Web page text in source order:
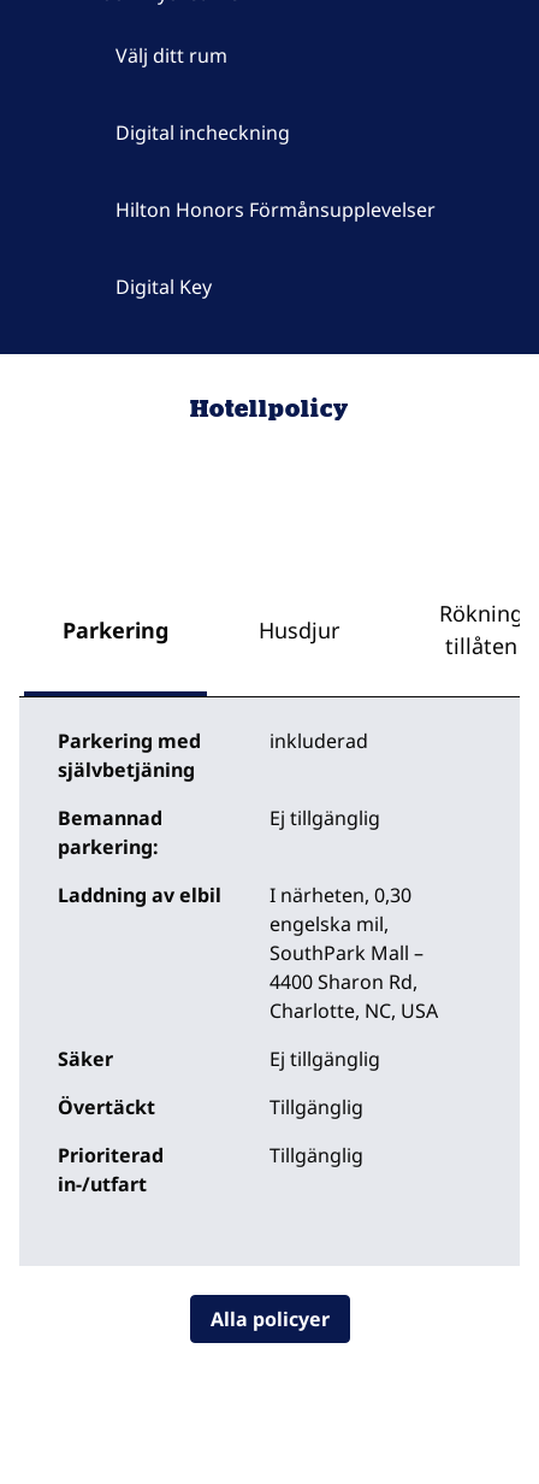
Välj ditt rum
Digital incheckning
Hilton Honors Förmånsupplevelser
Digital Key
Hotellpolicy
Parkering Husdjur
Rökning
tillåten
Parkering med
självbetjäning
inkluderad
Bemannad
parkering:
Ej tillgänglig
Laddning av elbil
I närheten, 0,30
engelska mil,
SouthPark Mall –
4400 Sharon Rd,
Charlotte, NC, USA
Säker
Ej tillgänglig
Övertäckt
Tillgänglig
Prioriterad
in-/utfart
Tillgänglig
Alla policyer